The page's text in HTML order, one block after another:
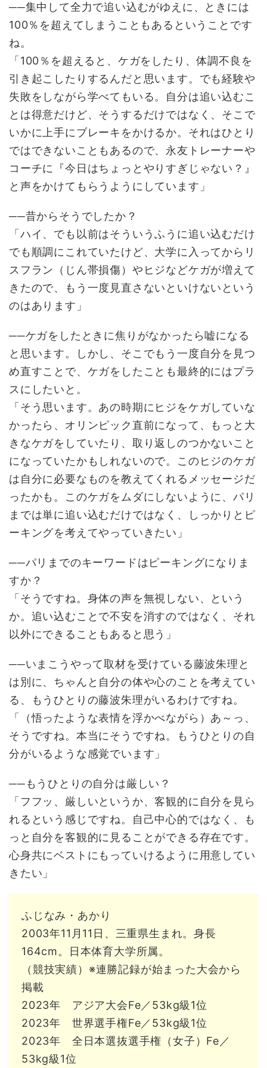
──集中して全力で追い込むがゆえに、ときには
100％を超えてしまうこともあるということです
ね。
「100％を超えると、ケガをしたり、体調不良を
引き起こしたりするんだと思います。でも経験や
失敗をしながら学べてもいる。自分は追い込むこ
とは得意だけど、そうするだけではなく、そこで
いかに上手にブレーキをかけるか。それはひとり
ではできないこともあるので、永友トレーナーや
コーチに『今日はちょっとやりすぎじゃない？』
と声をかけてもらうようにしています」
──昔からそうでしたか？
「ハイ、でも以前はそういうふうに追い込むだけ
でも順調にこれていたけど、大学に入ってからリ
スフラン（じん帯損傷）やヒジなどケガが増えて
きたので、もう一度見直さないといけないという
のはあります」
──ケガをしたときに焦りがなかったら嘘になる
と思います。しかし、そこでもう一度自分を見つ
め直すことで、ケガをしたことも最終的にはプラ
スにしたいと。
「そう思います。あの時期にヒジをケガしていな
かったら、オリンピック直前になって、もっと大
きなケガをしていたり、取り返しのつかないこと
になっていたかもしれないので。このヒジのケガ
は自分に必要なものを教えてくれるメッセージだ
ったかも。このケガをムダにしないように、パリ
までは単に追い込むだけではなく、しっかりとピ
ーキングを考えてやっていきたい」
──パリまでのキーワードはピーキングになりま
すか？
「そうですね。身体の声を無視しない、という
か。追い込むことで不安を消すのではなく、それ
以外にできることもあると思う」
──いまこうやって取材を受けている藤波朱理と
は別に、ちゃんと自分の体や心のことを考えてい
る、もうひとりの藤波朱理がいるわけですね。
「（悟ったような表情を浮かべながら）あ～っ、
そうですね。本当にそうですね。もうひとりの自
分がいるような感覚でいます」
──もうひとりの自分は厳しい？
「フフッ、厳しいというか、客観的に自分を見ら
れるという感じですね。自己中心的ではなく、も
っと自分を客観的に見ることができる存在です。
心身共にベストにもっていけるように用意してい
きたい」
ふじなみ・あかり
2003年11月11日、三重県生まれ。身長
164cm。日本体育大学所属。
（競技実績）※連勝記録が始まった大会から
掲載
2023年 アジア大会Fe／53kg級1位
2023年 世界選手権Fe／53kg級1位
2023年 全日本選抜選手権（女子）Fe／
53kg級1位